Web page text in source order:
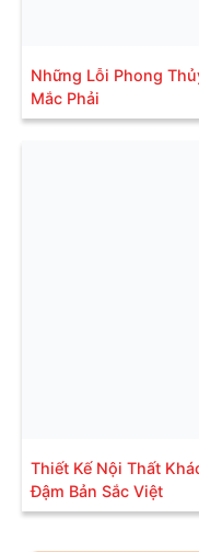
Những Lỗi Phong
Mắc Phải
Thiết Kế Nội Thất
Đậm Bản Sắc Việt